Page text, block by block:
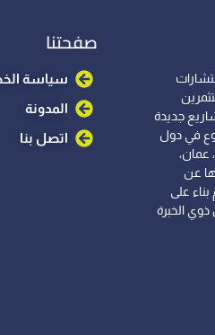
جديدة
في دول
عمان،
عن
على
الخبرة
صفحتنا
سياسة
المدونة
اتصل بنا